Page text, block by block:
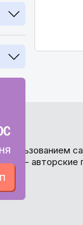
- авторские